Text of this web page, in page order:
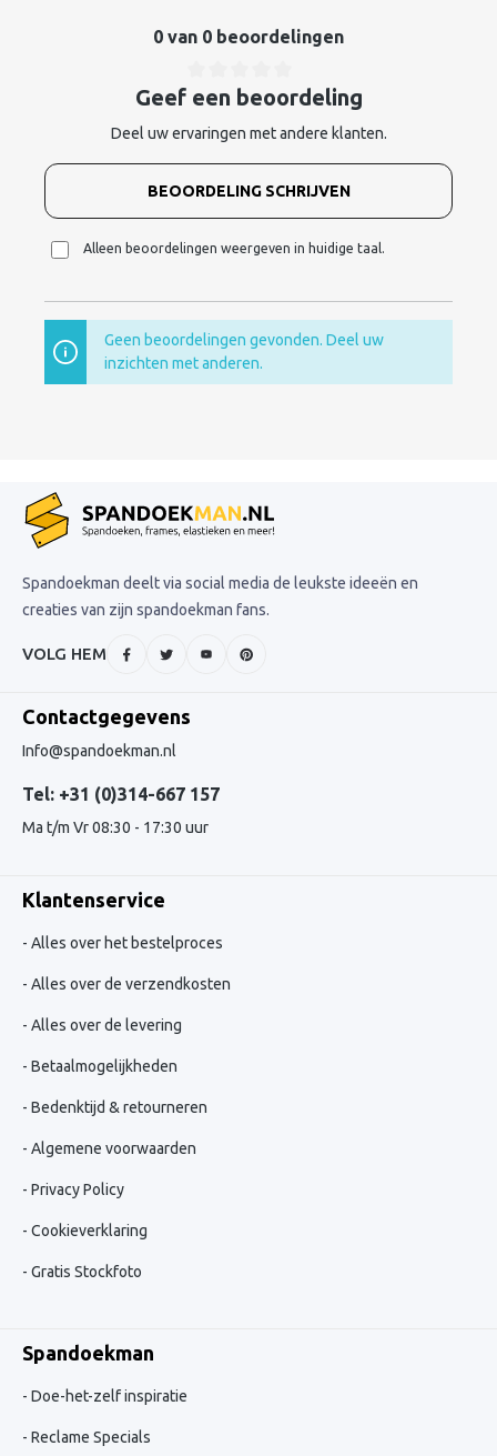
0 van 0 beoordelingen
Geef een beoordeling
Deel uw ervaringen met andere klanten.
BEOORDELING SCHRIJVEN
Alleen beoordelingen weergeven in huidige taal.
Geen beoordelingen gevonden. Deel uw
inzichten met anderen.
Spandoekman deelt via social media de leukste ideeën en
creaties van zijn spandoekman fans.
VOLG HEM
Contactgegevens
Info@spandoekman.nl
Tel: +31 (0)314-667 157
Ma t/m Vr 08:30 - 17:30 uur
Klantenservice
Alles over het bestelproces
Alles over de verzendkosten
Alles over de levering
Betaalmogelijkheden
Bedenktijd & retourneren
Algemene voorwaarden
Privacy Policy
Cookieverklaring
Gratis Stockfoto
Spandoekman
Doe-het-zelf inspiratie
Reclame Specials